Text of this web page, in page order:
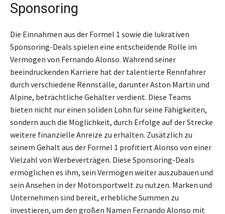
Sponsoring
Die Einnahmen aus der Formel 1 sowie die lukrativen
Sponsoring-Deals spielen eine entscheidende Rolle im
Vermögen von Fernando Alonso. Während seiner
beeindruckenden Karriere hat der talentierte Rennfahrer
durch verschiedene Rennställe, darunter Aston Martin und
Alpine, beträchtliche Gehälter verdient. Diese Teams
bieten nicht nur einen soliden Lohn für seine Fähigkeiten,
sondern auch die Möglichkeit, durch Erfolge auf der Strecke
weitere finanzielle Anreize zu erhalten. Zusätzlich zu
seinem Gehalt aus der Formel 1 profitiert Alonso von einer
Vielzahl von Werbeverträgen. Diese Sponsoring-Deals
ermöglichen es ihm, sein Vermögen weiter auszubauen und
sein Ansehen in der Motorsportwelt zu nutzen. Marken und
Unternehmen sind bereit, erhebliche Summen zu
investieren, um den großen Namen Fernando Alonso mit